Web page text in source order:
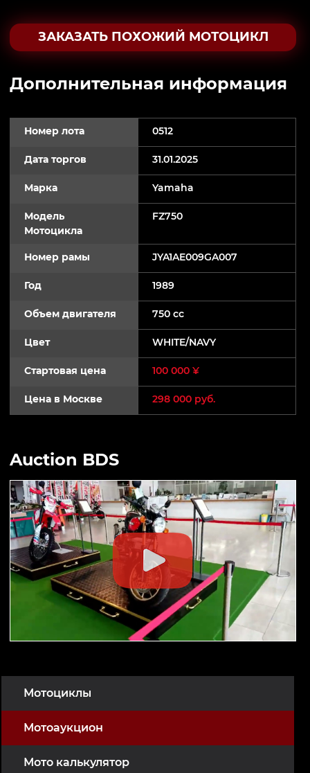
Мотоциклы
Мотоаукцион
Мото калькулятор
ЗАКАЗАТЬ ПОХОЖИЙ МОТОЦИКЛ
Дополнительная информация
Номер лота 0512
Дата торгов 31.01.2025
Марка Yamaha
Модель
Мотоцикла
FZ750
Номер рамы JYA1AE009GA007
Год 1989
Объем двигателя 750 cc
Цвет WHITE/NAVY
Стартовая цена 100 000 ¥
Цена в Москве 298 000 руб.
Auction BDS